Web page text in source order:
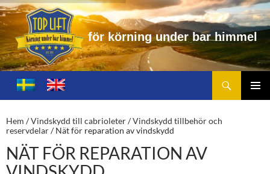
för körning under bar himme
Toplift.se – för körning under bar himmel
HOPPA
TILL
Hem /Vindskydd till cabrioleter/Vindskydd tillbehör och
reservdelar/ Nät för reparation av vindskydd
NÄT FÖR REPARATION AV